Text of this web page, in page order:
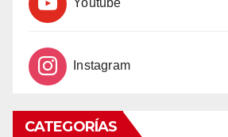
Youtube
Instagram
CATEGORÍAS